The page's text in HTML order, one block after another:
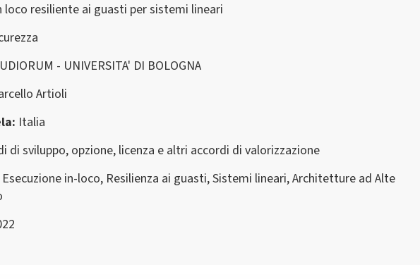
loco resiliente ai guasti per sistemi lineari
- UNIVERSITA' DI BOLOGNA
Artioli
Italia
di sviluppo, opzione, licenza e altri accordi di valorizzazione
in-loco, Resilienza ai guasti, Sistemi lineari, Architetture ad Alte